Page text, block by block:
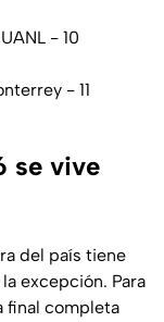
- 10
- 11
se vive
del país tiene
excepción. Para
final completa